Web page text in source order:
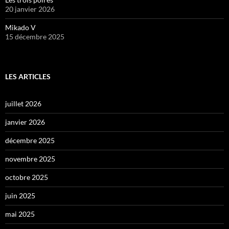
20 janvier 2026
Mikado V
15 décembre 2025
LES ARTICLES
juillet 2026
janvier 2026
décembre 2025
novembre 2025
octobre 2025
juin 2025
mai 2025